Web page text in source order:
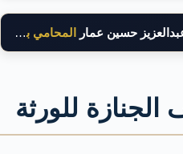
حسين عمار المحامي بالنقض
الجنازة للورثة